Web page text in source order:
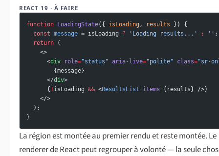
REACT 19 · À FAIRE
function LoadingState({ isLoading, results }) {
  const
message = isLoading ? 'Loading results...' : '' ;
  return
(
    <>
      <
div role="status" aria-live="polite" class="sr-
        {message}
      </
div>
      {
! isLoading && <ResultsList items={results} />}
    </>
  );
}
La région est montée au premier rendu et reste montée. Le
renderer de React peut regrouper à volonté — la seule